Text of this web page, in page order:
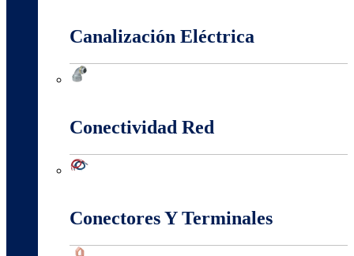
Canalización Eléctrica
Conectividad Red
Conectores Y Terminales